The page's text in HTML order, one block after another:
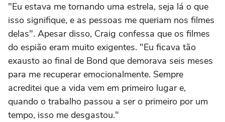
"Eu estava me tornando uma estrela, seja lá o que
isso signifique, e as pessoas me queriam nos filmes
delas". Apesar disso, Craig confessa que os filmes
do espião eram muito exigentes. "Eu ficava tão
exausto ao final de Bond que demorava seis meses
para me recuperar emocionalmente. Sempre
acreditei que a vida vem em primeiro lugar e,
quando o trabalho passou a ser o primeiro por um
tempo, isso me desgastou."